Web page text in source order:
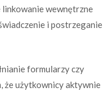
wewnętrzne
i postrzeganie
formularzy czy
że użytkownicy aktywnie